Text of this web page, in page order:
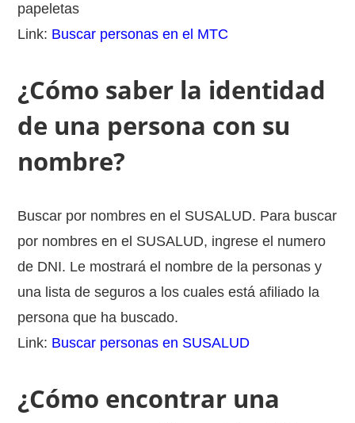
papeletas
Link: Buscar personas en el MTC
¿Cómo saber la identidad
de una persona con su
nombre?
Buscar por nombres en el SUSALUD. Para buscar
por nombres en el SUSALUD, ingrese el numero
de DNI. Le mostrará el nombre de la personas y
una lista de seguros a los cuales está afiliado la
persona que ha buscado.
Link: Buscar personas en SUSALUD
¿Cómo encontrar una